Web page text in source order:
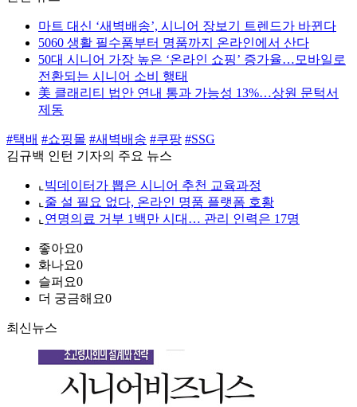
마트 대신 ‘새벽배송’, 시니어 장보기 트렌드가 바뀐다
5060 생활 필수품부터 명품까지 온라인에서 산다
50대 시니어 가장 높은 ‘온라인 쇼핑’ 증가율…모바일로
전환되는 시니어 소비 행태
美 클래리티 법안 연내 통과 가능성 13%…상원 문턱서
제동
#택배 #쇼핑몰 #새벽배송 #쿠팡 #SSG
김규백 인턴 기자의 주요 뉴스
⌞ 빅데이터가 뽑은 시니어 추천 교육과정
⌞ 줄 설 필요 없다, 온라인 명품 플랫폼 호황
⌞ 연명의료 거부 1백만 시대… 관리 인력은 17명
좋아요0
화나요0
슬퍼요0
더 궁금해요0
최신뉴스